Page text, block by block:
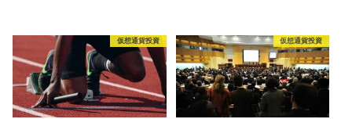
仮想通貨投資 仮想通貨投資